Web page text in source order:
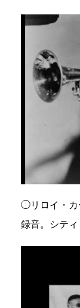
◯リロイ・カ
録音。シティ